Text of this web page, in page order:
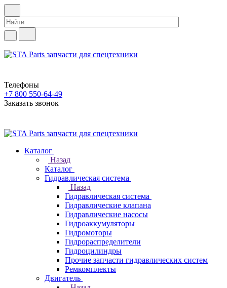
Телефоны
+7 800 550-64-49
Заказать звонок
Каталог
Назад
Каталог
Гидравлическая система
Назад
Гидравлическая система
Гидравлические клапана
Гидравлические насосы
Гидроаккумуляторы
Гидромоторы
Гидрораспределители
Гидроцилиндры
Прочие запчасти гидравлических систем
Ремкомплекты
Двигатель